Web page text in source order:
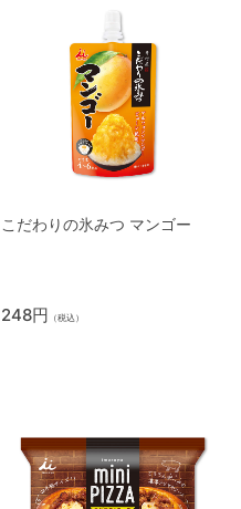
こだわりの氷みつ マンゴー
248円 （税込）